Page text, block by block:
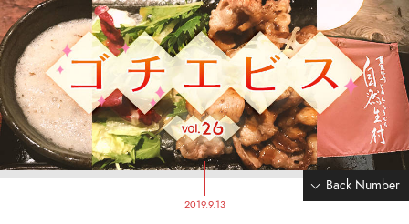
Back Number
2019.9.13